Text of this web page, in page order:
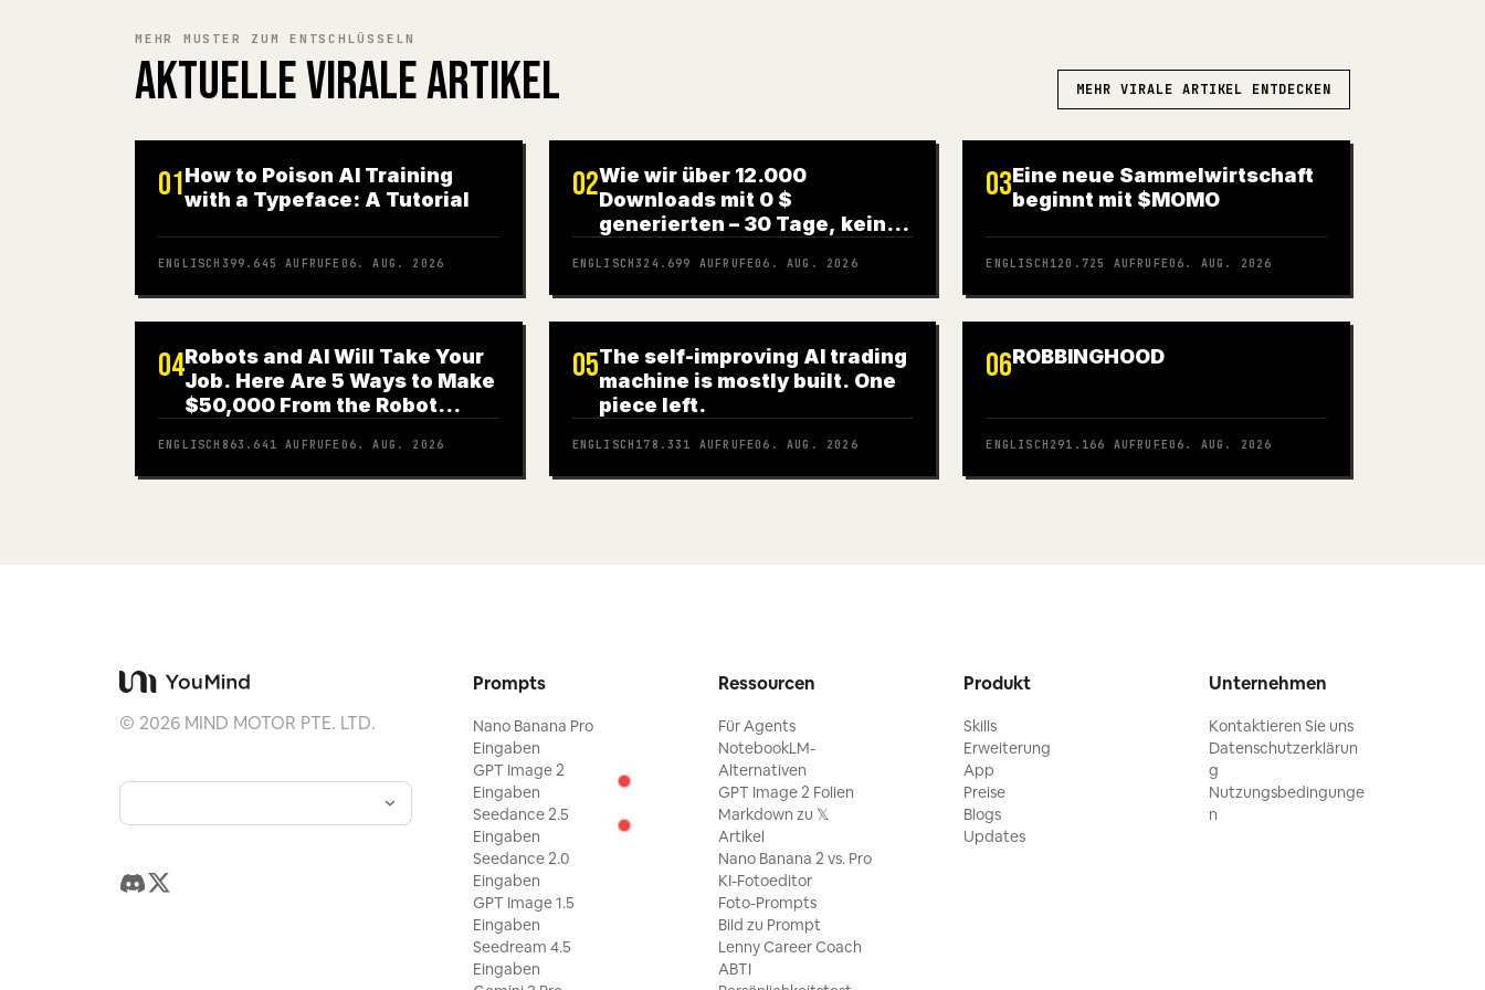
MEHR MUSTER ZUM ENTSCHLÜSSELN
AKTUELLE VIRALE ARTIKEL MEHR VIRALE ARTIKEL ENTDECKEN
01How to Poison AI Training
with a Typeface: A Tutorial
ENGLISCH 399.645 AUFRUFE 06. AUG. 2026
02Wie wir über 12.000
Downloads mit 0 $
generierten – 30 Tage, keine
(vollständiger Leitfaden)
ENGLISCH324.699 AUFRUFE06. AUG. 2026
03Eine neue Sammelwirtschaft
beginnt mit $MOMO
ENGLISCH 120.725 AUFRUFE06. AUG. 2026
04Robots and AI Will Take Your
Job. Here Are 5 Ways to Make
$50,000 From the Robot
ENGLISCH 863.641 AUFRUFE 06. AUG. 2026
05The self-improving AI trading
machine is mostly built. One
piece left.
ENGLISCH 178.331 AUFRUFE06. AUG. 2026
06ROBBINGHOOD
ENGLISCH 291.166 AUFRUFE06. AUG. 2026
© 2026MIND MOTOR PTE. LTD.
Prompts
Nano Banana Pro
Eingaben
GPT Image 2
Eingaben
Seedance 2.5
Eingaben
Seedance 2.0
Eingaben
GPT Image 1.5
Eingaben
Seedream 4.5
Eingaben
Ressourcen
Für Agents
NotebookLM-
Alternativen
GPT Image 2 Folien
Markdown zu 𝕏
Artikel
Nano Banana 2 vs. Pro
KI-Fotoeditor
Foto-Prompts
Bild zu Prompt
Lenny Career Coach
ABTI
Produkt
Skills
Erweiterung
App
Preise
Blogs
Updates
Unternehmen
Kontaktieren Sie uns
Datenschutzerklärun
g
Nutzungsbedingunge
n